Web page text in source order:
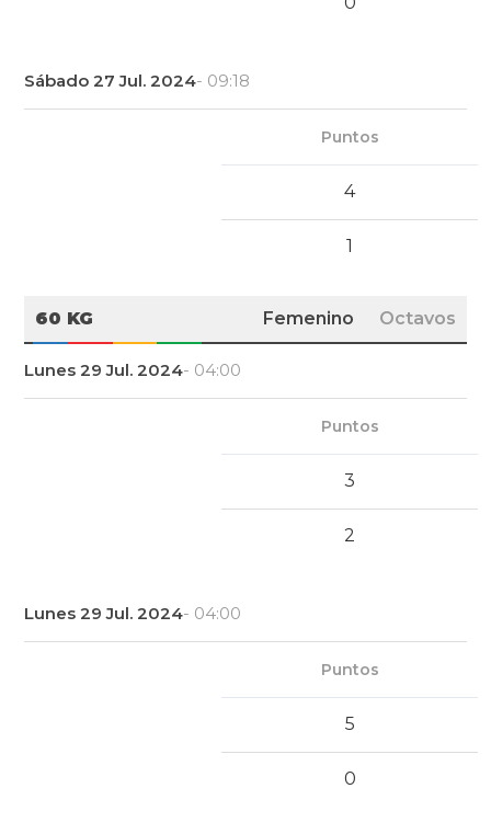
Sábado 27 Jul. 2024- 09:18
Puntos
4
1
60 KG Femenino Octavos
Lunes 29 Jul. 2024- 04:00
Puntos
3
2
Lunes 29 Jul. 2024- 04:00
Puntos
5
0